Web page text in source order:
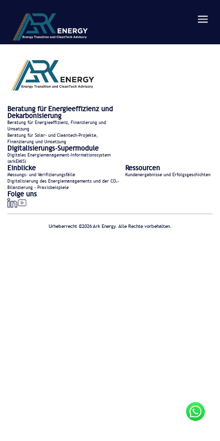
Beratung für Energieeffizienz und
Dekarbonisierung
Beratung für Energieeffizienz, Finanzierung und
Umsetzung
Beratung für Solar- und Cleantech-Projekte,
Finanzierung und Umsetzung
Digitalisierungs-Supermodule
Digitales Energiemanagement-Informationssystem
(arkEMIS)
Einblicke
Messungs- und Verifizierungsfälle
Digitalisierung des Energiemanagements und der CO₂-
Bilanzierung – Praxisbeispiele
Ressourcen
Kundenergebnisse und Erfolgsgeschichten
Folge uns
Urheberrecht ©2026 Ark Energy. Alle Rechte vorbehalten.